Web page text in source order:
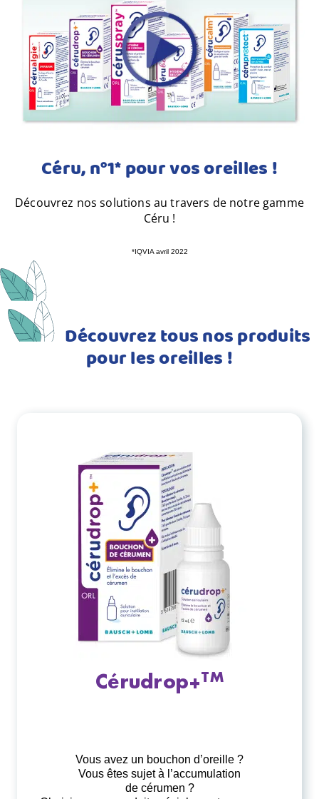
Céru, n°1* pour vos oreilles !
Découvrez nos solutions au travers de notre gamme
Céru !
*IQVIA avril 2022
Découvrez tous nos produits
pour les oreilles !
Cérudrop+TM
Vous avez un bouchon d’oreille ?
Vous êtes sujet à l’accumulation
de cérumen ?